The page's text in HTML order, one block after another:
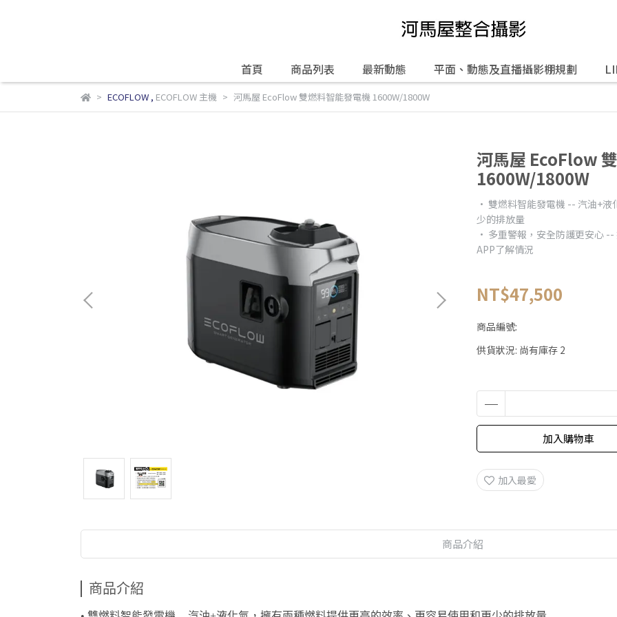
首頁 商品列表 最新動態 平面、動態及直播攝影棚規劃
ECOFLOW, ECOFLOW 主機 河馬屋 EcoFlow 雙燃料智能發電機 1600W/1800W
河馬屋 EcoFlow
1600W/1800W
• 雙燃料智能發電機 -- 汽油+
少的排放量
• 多重警報，安全防護更安心
APP了解情況
NT$47,500
商品編號:
供貨狀況: 尚有庫存 2
加入購物車
加入最愛
商品介紹
商品介紹